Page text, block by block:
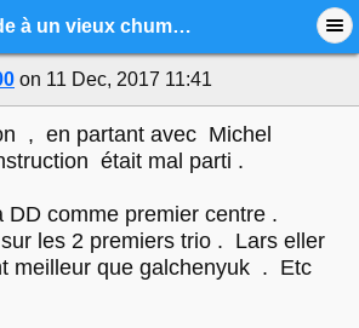
Ode à un vieux chum (ou en tout cas, une vieille connaissance)
on 11 Dec, 2017 11:41
, en partant avec Michel
était mal parti .
DD comme premier centre .
les 2 premiers trio . Lars eller
meilleur que galchenyuk . Etc